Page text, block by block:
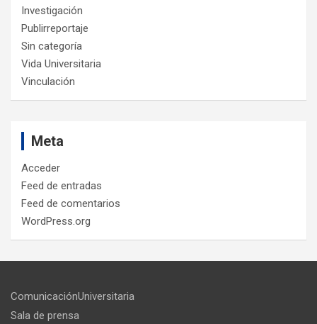
Investigación
Publirreportaje
Sin categoría
Vida Universitaria
Vinculación
Meta
Acceder
Feed de entradas
Feed de comentarios
WordPress.org
ComunicaciónUniversitaria
Sala de prensa